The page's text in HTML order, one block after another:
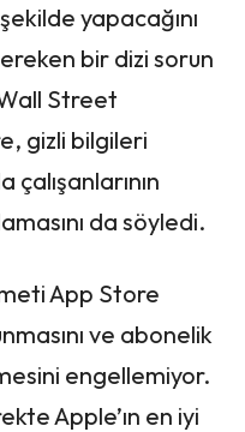
yapacağını
bir dizi sorun
Street
gizli bilgileri
da söyledi.
App Store
ve abonelik
engellemiyor.
Apple’ın en iyi